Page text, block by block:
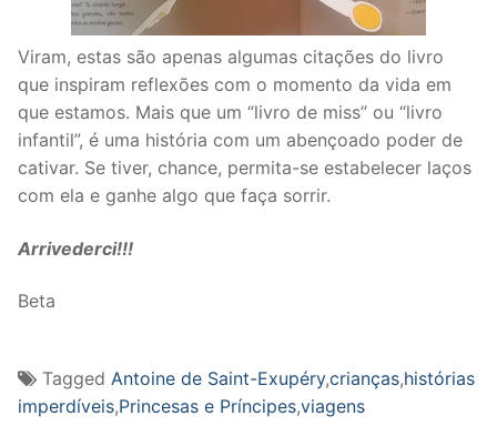
Viram, estas são apenas algumas citações do livro
que inspiram reflexões com o momento da vida em
que estamos. Mais que um “livro de miss” ou “livro
infantil”, é uma história com um abençoado poder de
cativar. Se tiver, chance, permita-se estabelecer laços
com ela e ganhe algo que faça sorrir.
Arrivederci!!!
Beta
Tagged Antoine de Saint-Exupéry,crianças,histórias
imperdíveis,Princesas e Príncipes,viagens